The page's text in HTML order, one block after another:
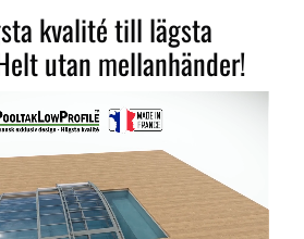
kvalité till lägsta
utan mellanhänder!